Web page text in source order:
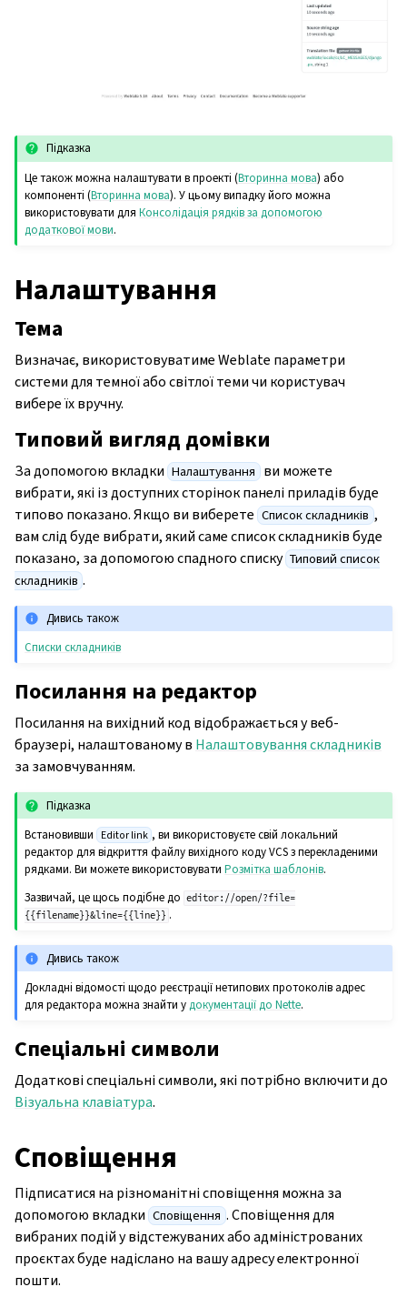
Підказка
Це також можна налаштувати в проекті (Вторинна мова) або
компоненті (Вторинна мова). У цьому випадку його можна
використовувати дляКонсолідація рядків за допомогою
додаткової мови.
Налаштування
Тема
Визначає, використовуватиме Weblate параметри
системи для темної або світлої теми чи користувач
вибере їх вручну.
Типовий вигляд домівки
За допомогою вкладки Налаштування ви можете
вибрати, які із доступних сторінок панелі приладів буде
типово показано. Якщо ви виберете Список складників ,
вам слід буде вибрати, який саме список складників буде
показано, за допомогою спадного списку Типовий список
складників .
Дивись також
Списки складників
Посилання на редактор
Посилання на вихідний код відображається у веб-
браузері, налаштованому в Налаштовування складників
за замовчуванням.
Підказка
Встановивши Editor link , ви використовуєте свій локальний
редактор для відкриття файлу вихідного коду VCS з перекладеними
рядками. Ви можете використовуватиРозмітка шаблонів.
Зазвичай, це щось подібне до editor://open/?file=
{{filename}}&line={{line}} .
Дивись також
Докладні відомості щодо реєстрації нетипових протоколів адрес
для редактора можна знайти удокументації до Nette.
Спеціальні символи
Додаткові спеціальні символи, які потрібно включити до
Візуальна клавіатура.
Сповіщення
Підписатися на різноманітні сповіщення можна за
допомогою вкладки Сповіщення . Сповіщення для
вибраних подій у відстежуваних або адміністрованих
проєктах буде надіслано на вашу адресу електронної
пошти.